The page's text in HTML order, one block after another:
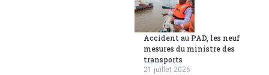
Accident au PAD, les neuf
mesures du ministre des
transports
21 juillet 2026